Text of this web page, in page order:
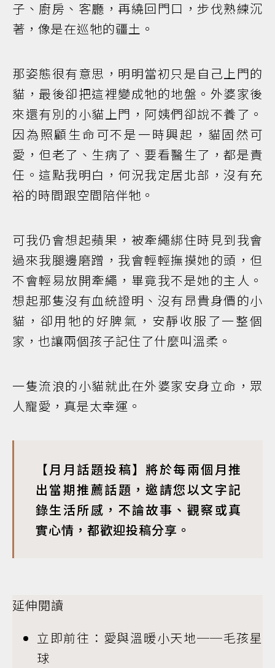
子、廚房、客廳，再繞回門口，步伐熟練沉
著，像是在巡牠的疆土。
那姿態很有意思，明明當初只是自己上門的
貓，最後卻把這裡變成牠的地盤。外婆家後
來還有別的小貓上門，阿姨們卻說不養了。
因為照顧生命可不是一時興起，貓固然可
愛，但老了、生病了、要看醫生了，都是責
任。這點我明白，何況我定居北部，沒有充
裕的時間跟空間陪伴牠。
可我仍會想起蘋果，被牽繩綁住時見到我會
過來我腿邊磨蹭，我會輕輕撫摸她的頭，但
不會輕易放開牽繩，畢竟我不是她的主人。
想起那隻沒有血統證明、沒有昂貴身價的小
貓，卻用牠的好脾氣，安靜收服了一整個
家，也讓兩個孩子記住了什麼叫溫柔。
一隻流浪的小貓就此在外婆家安身立命，眾
人寵愛，真是太幸運。
【月月話題投稿】將於每兩個月推
出當期推薦話題，邀請您以文字記
錄生活所感，不論故事、觀察或真
實心情，都歡迎投稿分享。
延伸閱讀
立即前往：愛與溫暖小天地──毛孩星
球